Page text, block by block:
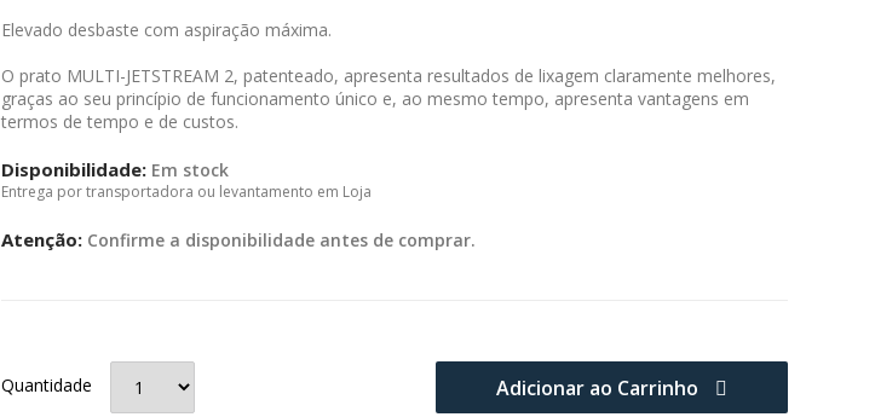
Elevado desbaste com aspiração máxima.
O prato MULTI-JETSTREAM 2, patenteado, apresenta resultados de lixagem claramente melhores,
graças ao seu princípio de funcionamento único e, ao mesmo tempo, apresenta vantagens em
termos de tempo e de custos.
Disponibilidade: Em stock
Entrega por transportadora ou levantamento em Loja
Atenção: Confirme a disponibilidade antes de comprar.
Quantidade Adicionar ao Carrinho